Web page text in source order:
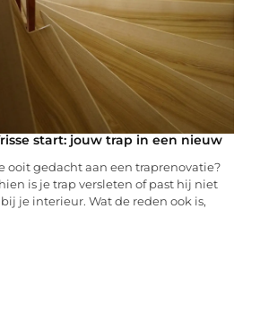
start: jouw trap in een nieuw
ooit gedacht aan een traprenovatie?
is je trap versleten of past hij niet
je interieur. Wat de reden ook is,